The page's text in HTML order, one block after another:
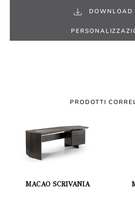
DOWNLOAD
PRODOTTI
MACAO SCRIVANIA